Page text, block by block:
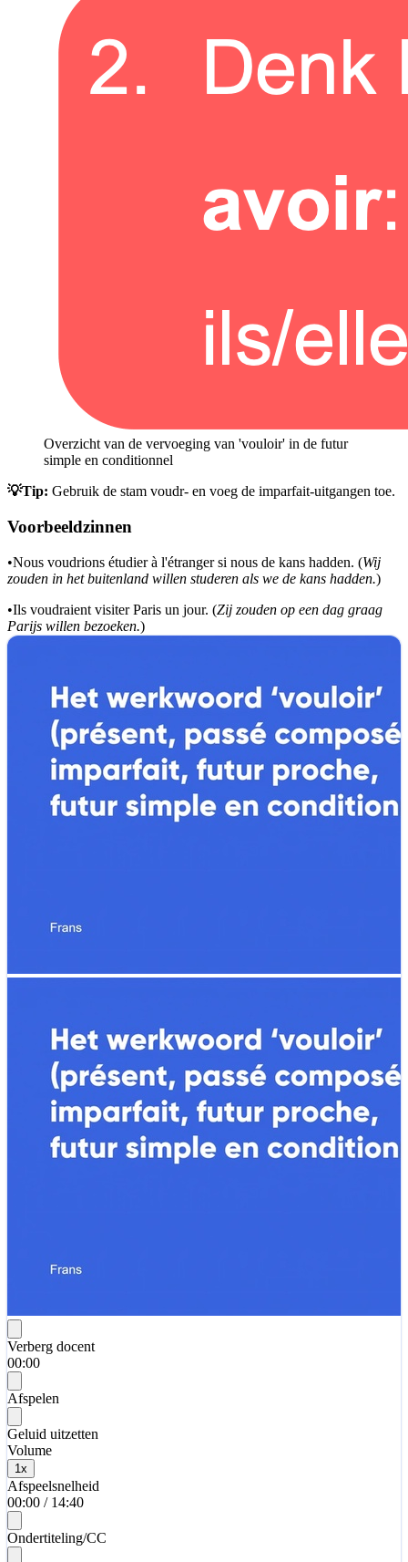
Overzicht van de vervoeging van 'vouloir' in de futur
simple en conditionnel
💡Tip: Gebruik de stam voudr- en voeg de imparfait-uitgangen toe.
Voorbeeldzinnen
•Nous voudrions étudier à l'étranger si nous de kans hadden. (Wij
zouden in het buitenland willen studeren als we de kans hadden.)
•Ils voudraient visiter Paris un jour. (Zij zouden op een dag graag
Parijs willen bezoeken.)
Verberg docent
00:00
Afspelen
Geluid uitzetten
Volume
1x
Afspeelsnelheid
00:00 / 14:40
Ondertiteling/CC